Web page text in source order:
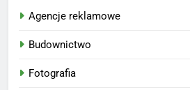
Agencje reklamowe
Budownictwo
Fotografia